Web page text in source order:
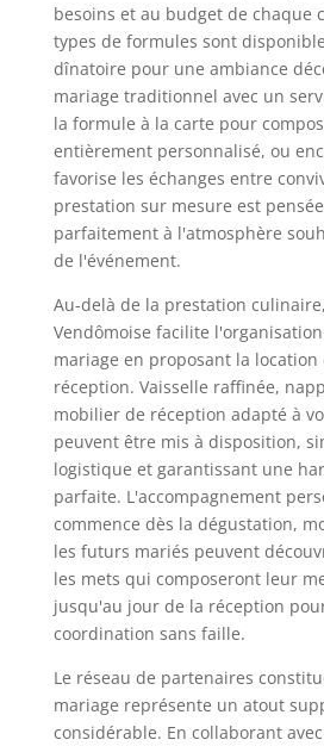
besoins et au budget de chaque
types de formules sont
dînatoire pour une ambiance
mariage traditionnel avec un
la formule à la carte pour
entièrement personnalisé, ou
favorise les échanges entre
prestation sur mesure est
parfaitement à l'atmosphère
de l'événement.
Au-delà de la prestation
Vendômoise facilite
mariage en proposant la
réception. Vaisselle raffinée,
mobilier de réception adapté à
peuvent être mis à disposition,
logistique et garantissant une
parfaite. L'accompagnement
commence dès la dégustation,
les futurs mariés peuvent
les mets qui composeront leur
jusqu'au jour de la réception
coordination sans faille.
Le réseau de partenaires
mariage représente un atout
considérable. En collaborant